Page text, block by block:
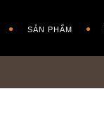
SẢN PHẨM